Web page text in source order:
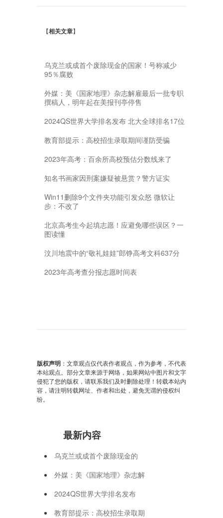
【相关文章】
乌克兰或成首个废除现金的国家！号称减少
95％腐败
外媒：美《国家地理》杂志解雇最后一批专职
撰稿人，明年起在美报刊亭停售
2024QS世界大学排名发布 北大全球排名17位
教育部提示：高校招生录取期间谨防受骗
2023年高考：百余所高校预估分数线来了
知名书画家因刑案嫌疑被悬赏？警方证实
Win11删除9个文件夹功能引发众怒 微软让
步：不改了
北京高考生今起填志愿！应避免哪些误区？一
图读懂
汶川地震中的“敬礼娃娃”郎铮高考文科637分
2023年高考查分报志愿时间表
版权声明 ：文章观点仅代表作者观点，作为参考，不代表
本站观点。部分文章来源于网络，如果网站中图片和文字
侵犯了您的版权，请联系我们及时删除处理！转载本站内
容，请注明转载网址、作者和出处，避免无谓的侵权纠
纷。
最新内容
乌克兰或成首个废除现金的
外媒：美《国家地理》杂志解
2024QS世界大学排名发布
教育部提示：高校招生录取期